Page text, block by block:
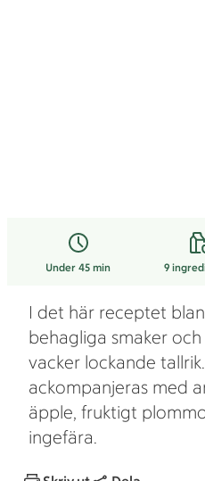
Under 45 min 9
I det här receptet
behagliga smaker
vacker lockande
ackompanjeras med
äpple, fruktigt
ingefära.